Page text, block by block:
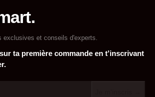
exclusives et conseils d'experts.
sur ta première commande en t'inscrivant